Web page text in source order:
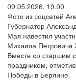
09.05.2026, 19.00
Фото из соцсетей
Губернатор
Мая навестил
Михаила
Вместе со старшим
праздником,
Победы в Берлине.